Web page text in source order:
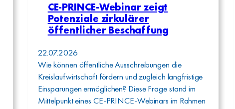
CE-PRINCE-Webinar zeigt
Potenziale zirkulärer
öffentlicher Beschaffung
22.07.2026
Wie können öffentliche Ausschreibungen die
Kreislaufwirtschaft fördern und zugleich langfristige
Einsparungen ermöglichen? Diese Frage stand im
Mittelpunkt eines CE-PRINCE-Webinars im Rahmen